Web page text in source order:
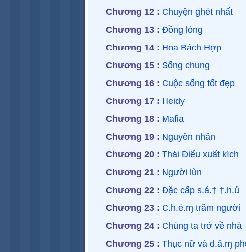
Chương 12 : Chuyện ghét nhất
Chương 13 : Đồng lòng
Chương 14 : Hoa Bách Hợp
Chương 15 : Sống chung
Chương 16 : Cuộc sống tốt đẹp
Chương 17 : Heidy
Chương 18 : Mafia
Chương 19 : Nguyên nhân
Chương 20 : Thái Điểu xuất kích
Chương 21 : Người lùn
Chương 22 : Đặc cấp s.á.† †.h.ủ
Chương 23 : C.h.é.ɱ trăm người
Chương 24 : Chúng ta trở về nhà
Chương 25 : Thục nữ và d.â.ɱ